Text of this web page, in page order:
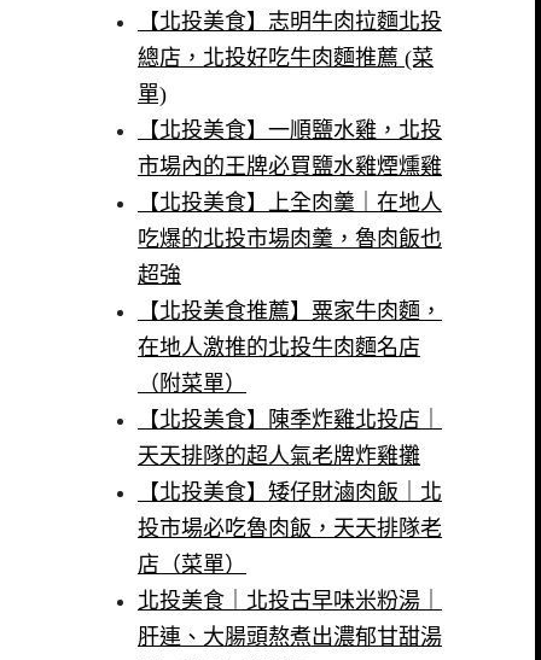
【北投美食】志明牛肉拉麵北投
總店，北投好吃牛肉麵推薦 (菜
單)
【北投美食】一順鹽水雞，北投
市場內的王牌必買鹽水雞煙燻雞
【北投美食】上全肉羹｜在地人
吃爆的北投市場肉羹，魯肉飯也
超強
【北投美食推薦】粟家牛肉麵，
在地人激推的北投牛肉麵名店
（附菜單）
【北投美食】陳季炸雞北投店｜
天天排隊的超人氣老牌炸雞攤
【北投美食】矮仔財滷肉飯｜北
投市場必吃魯肉飯，天天排隊老
店（菜單）
北投美食｜北投古早味米粉湯｜
肝連、大腸頭熬煮出濃郁甘甜湯